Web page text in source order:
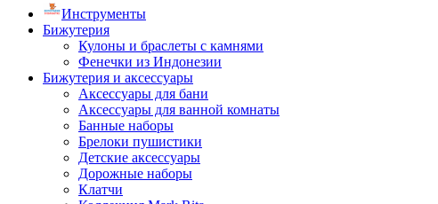
Инструменты
Бижутерия
Кулоны и браслеты с камнями
Фенечки из Индонезии
Бижутерия и аксессуары
Аксессуары для бани
Аксессуары для ванной комнаты
Банные наборы
Брелоки пушистики
Детские аксессуары
Дорожные наборы
Клатчи